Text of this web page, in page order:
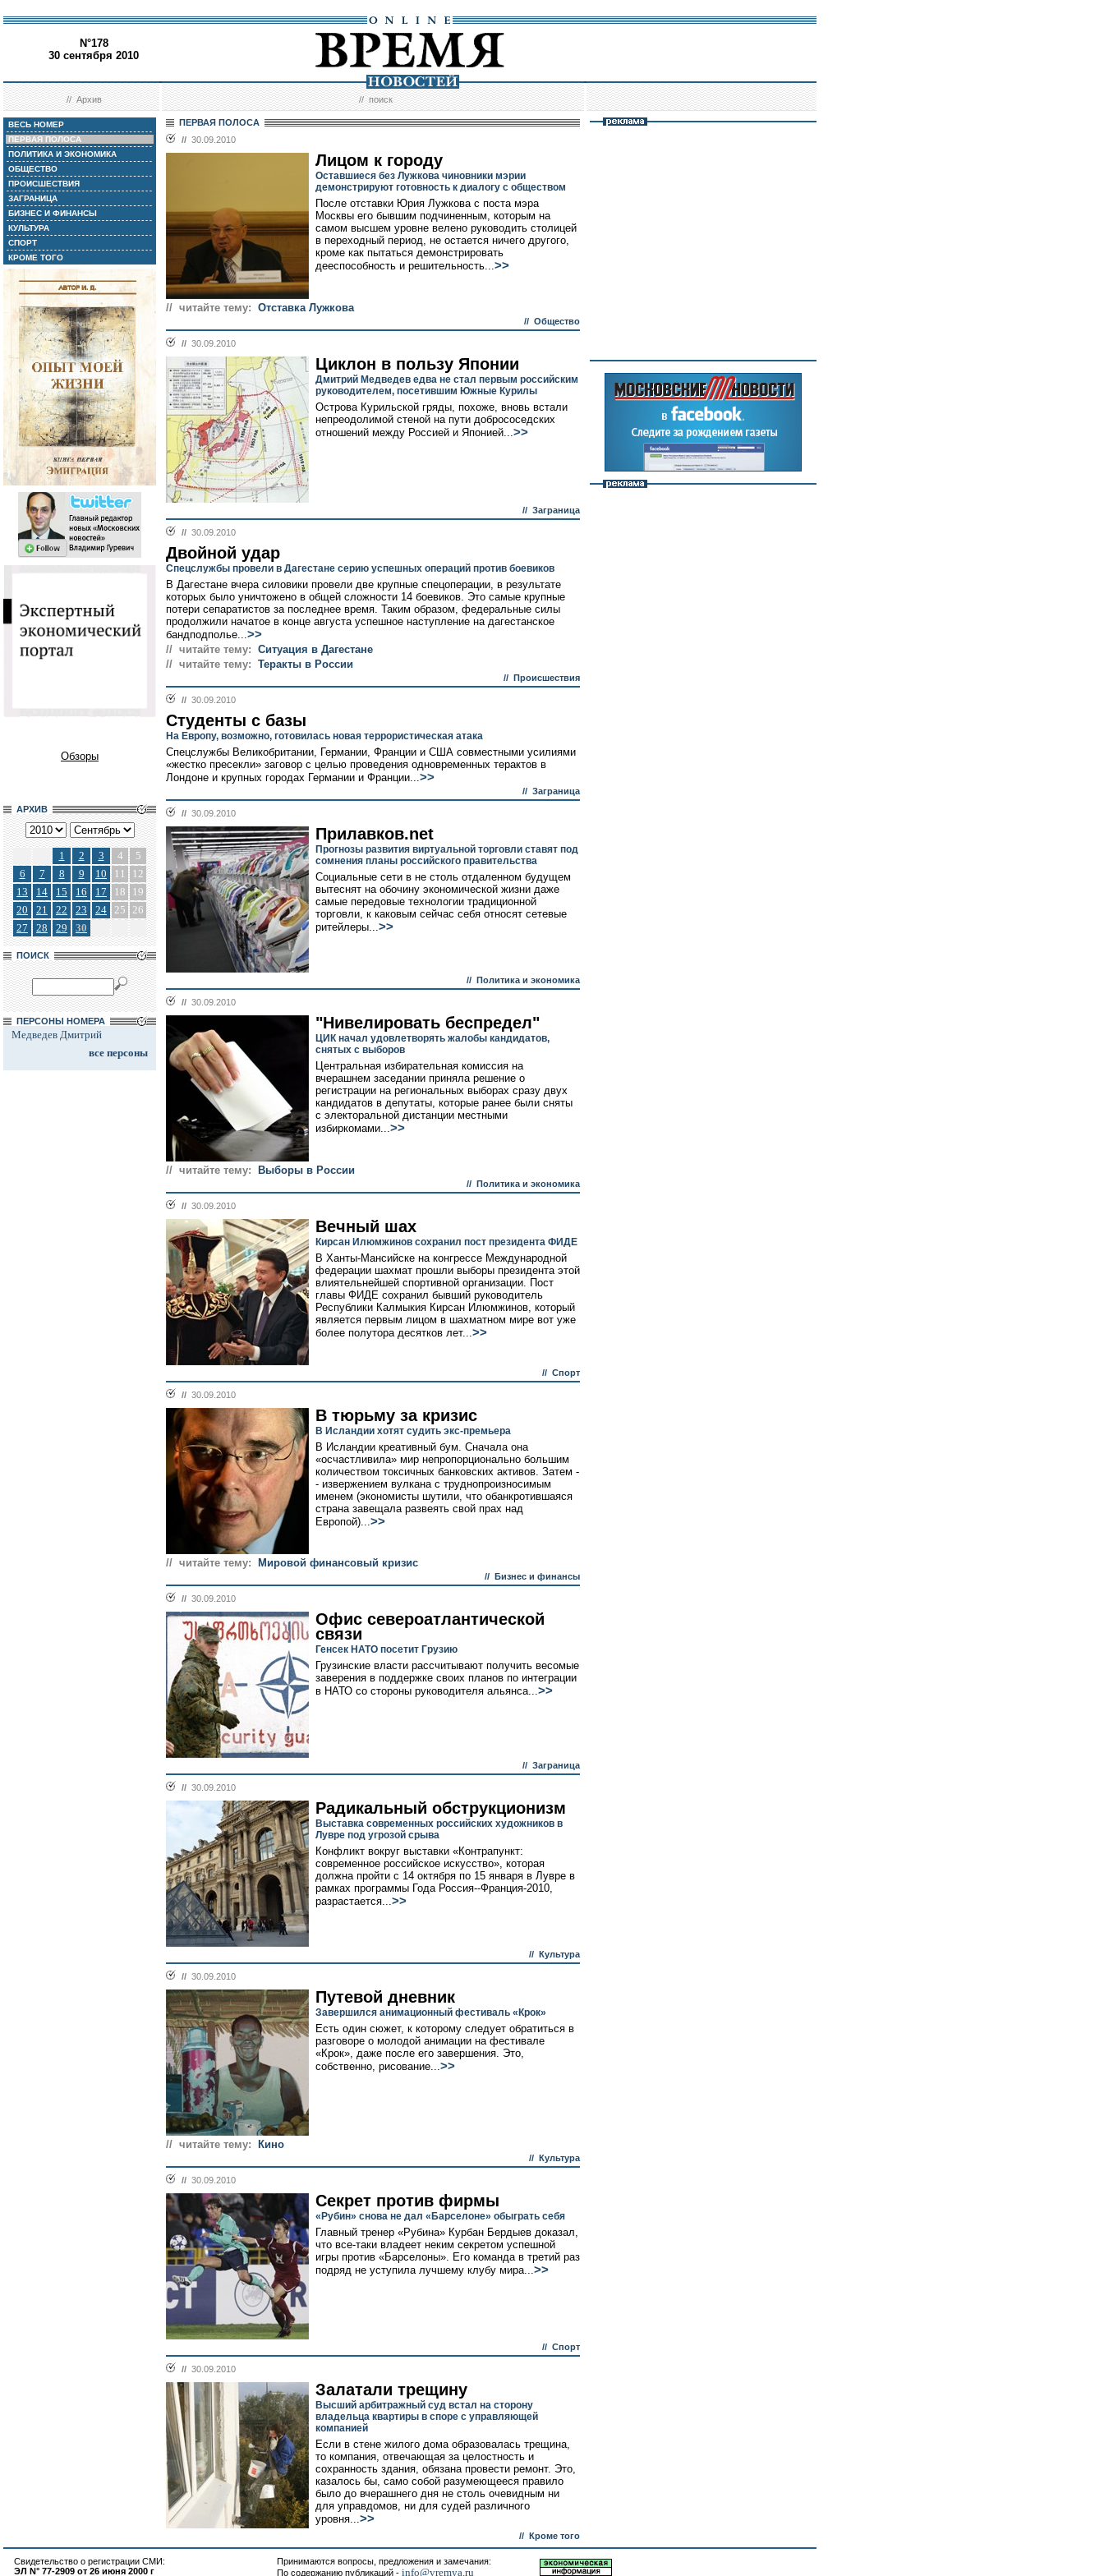
N°178
30 сентября 2010
//Архив //поиск
ВЕСЬ НОМЕР
ПЕРВАЯ ПОЛОСА
ПОЛИТИКА И ЭКОНОМИКА
ОБЩЕСТВО
ПРОИСШЕСТВИЯ
ЗАГРАНИЦА
БИЗНЕС И ФИНАНСЫ
КУЛЬТУРА
СПОРТ
КРОМЕ ТОГО
Обзоры
АРХИВ
1 2 3 4
5
6
7 8 9 10 11
12
13
14 15 16 17 18
19
20
21 22 23 24 25 26
27
28 29 30
ПОИСК
ПЕРСОНЫ НОМЕРА
Медведев Дмитрий
все персоны
ПЕРВАЯ ПОЛОСА
// 30.09.2010
Лицом к городу
Оставшиеся без Лужкова чиновники мэрии
демонстрируют готовность к диалогу с обществом
После отставки Юрия Лужкова с поста мэра
Москвы его бывшим подчиненным, которым на
самом высшем уровне велено руководить столицей
в переходный период, не остается ничего другого,
кроме как пытаться демонстрировать
дееспособность и решительность...>>
// читайте тему: Отставка Лужкова
// Общество
// 30.09.2010
Циклон в пользу Японии
Дмитрий Медведев едва не стал первым российским
руководителем, посетившим Южные Курилы
Острова Курильской гряды, похоже, вновь встали
непреодолимой стеной на пути добрососедских
отношений между Россией и Японией...>>
// Заграница
// 30.09.2010
Двойной удар
Спецслужбы провели в Дагестане серию успешных операций против боевиков
В Дагестане вчера силовики провели две крупные спецоперации, в результате
которых было уничтожено в общей сложности 14 боевиков. Это самые крупные
потери сепаратистов за последнее время. Таким образом, федеральные силы
продолжили начатое в конце августа успешное наступление на дагестанское
бандподполье...>>
// читайте тему: Ситуация в Дагестане
// читайте тему: Теракты в России
// Происшествия
// 30.09.2010
Студенты с базы
На Европу, возможно, готовилась новая террористическая атака
Спецслужбы Великобритании, Германии, Франции и США совместными усилиями
«жестко пресекли» заговор с целью проведения одновременных терактов в
Лондоне и крупных городах Германии и Франции...>>
// Заграница
// 30.09.2010
Прилавков.net
Прогнозы развития виртуальной торговли ставят под
сомнения планы российского правительства
Социальные сети в не столь отдаленном будущем
вытеснят на обочину экономической жизни даже
самые передовые технологии традиционной
торговли, к каковым сейчас себя относят сетевые
ритейлеры...>>
// Политика и экономика
// 30.09.2010
"Нивелировать беспредел"
ЦИК начал удовлетворять жалобы кандидатов,
снятых с выборов
Центральная избирательная комиссия на
вчерашнем заседании приняла решение о
регистрации на региональных выборах сразу двух
кандидатов в депутаты, которые ранее были сняты
с электоральной дистанции местными
избиркомами...>>
// читайте тему: Выборы в России
// Политика и экономика
// 30.09.2010
Вечный шах
Кирсан Илюмжинов сохранил пост президента ФИДЕ
В Ханты-Мансийске на конгрессе Международной
федерации шахмат прошли выборы президента этой
влиятельнейшей спортивной организации. Пост
главы ФИДЕ сохранил бывший руководитель
Республики Калмыкия Кирсан Илюмжинов, который
является первым лицом в шахматном мире вот уже
более полутора десятков лет...>>
// Спорт
// 30.09.2010
В тюрьму за кризис
В Исландии хотят судить экс-премьера
В Исландии креативный бум. Сначала она
«осчастливила» мир непропорционально большим
количеством токсичных банковских активов. Затем -
- извержением вулкана с труднопроизносимым
именем (экономисты шутили, что обанкротившаяся
страна завещала развеять свой прах над
Европой)...>>
// читайте тему: Мировой финансовый кризис
// Бизнес и финансы
// 30.09.2010
Офис североатлантической
связи
Генсек НАТО посетит Грузию
Грузинские власти рассчитывают получить весомые
заверения в поддержке своих планов по интеграции
в НАТО со стороны руководителя альянса...>>
// Заграница
// 30.09.2010
Радикальный обструкционизм
Выставка современных российских художников в
Лувре под угрозой срыва
Конфликт вокруг выставки «Контрапункт:
современное российское искусство», которая
должна пройти с 14 октября по 15 января в Лувре в
рамках программы Года Россия--Франция-2010,
разрастается...>>
// Культура
// 30.09.2010
Путевой дневник
Завершился анимационный фестиваль «Крок»
Есть один сюжет, к которому следует обратиться в
разговоре о молодой анимации на фестивале
«Крок», даже после его завершения. Это,
собственно, рисование...>>
// читайте тему: Кино
// Культура
// 30.09.2010
Секрет против фирмы
«Рубин» снова не дал «Барселоне» обыграть себя
Главный тренер «Рубина» Курбан Бердыев доказал,
что все-таки владеет неким секретом успешной
игры против «Барселоны». Его команда в третий раз
подряд не уступила лучшему клубу мира...>>
// Спорт
// 30.09.2010
Залатали трещину
Высший арбитражный суд встал на сторону
владельца квартиры в споре с управляющей
компанией
Если в стене жилого дома образовалась трещина,
то компания, отвечающая за целостность и
сохранность здания, обязана провести ремонт. Это,
казалось бы, само собой разумеющееся правило
было до вчерашнего дня не столь очевидным ни
для управдомов, ни для судей различного
уровня...>>
// Кроме того
Свидетельство о регистрации СМИ:
ЭЛ N° 77-2909 от 26 июня 2000 г
Принимаются вопросы, предложения и замечания:
По содержанию публикаций - info@vremya.ru